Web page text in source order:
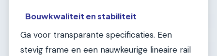
Bouwkwaliteit en stabiliteit
Ga voor transparante specificaties. Een
stevig frame en een nauwkeurige lineaire rail